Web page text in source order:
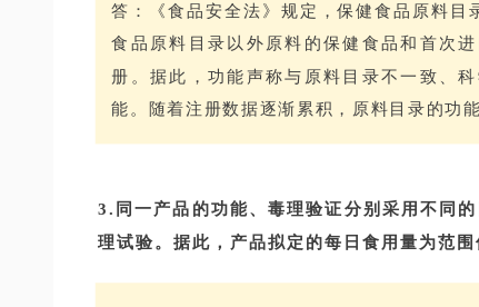
答：《食品安全法》规定，保健食品原料目
食品原料目录以外原料的保健食品和首次
册。据此，功能声称与原料目录不一致、
能。随着注册数据逐渐累积，原料目录的功
3.同一产品的功能、毒理验证分别采用不同
理试验。据此，产品拟定的每日食用量为范